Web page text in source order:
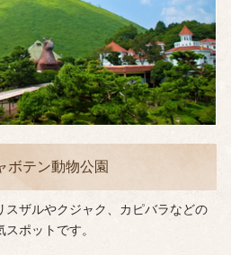
ボテン動物公園
スザルやクジャク、カピバラなどの
ポットです。